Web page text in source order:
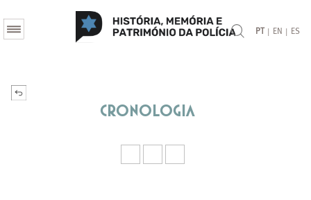
PT | EN | ES
Cronologia